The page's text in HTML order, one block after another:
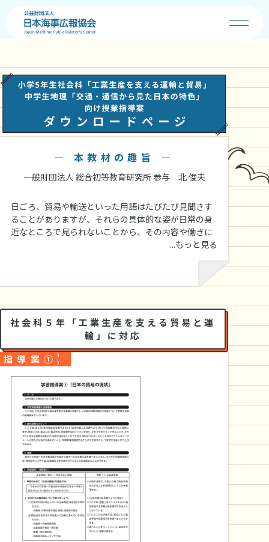
協会の事業
お知らせ
海の日
コンクール
学校の先生へ
コンテンツガイド
賛助会員募集
協会案内
お問い合せ
アクセスマップ
― 本教材の趣旨 ―
一般財団法人 総合初等教育研究所参与 北 俊夫
日ごろ、貿易や輸送といった用語はたびたび見聞きす
ることがありますが、それらの具体的な姿が日常の身
近なところで見られないことから、その内容や働きに
ついて必ずしも十分理解されていない状況が散見され
さまざまな輸送手段が利用されており、「運輸」や
の手段には、船舶による海上輸送、航空機による航空
輸送、トラックや貨物鉄道による陸上輸送がありま
す。物流には、ものを流通させるために必要となる、
包装、荷役、輸送、保管などのすべての活動や施設な
どが含まれています。 わが国の社会の産業活動や私た
おり、子どもたちがわが国の貿易の現状や特色、さま
ざまな輸送手段の役割などについて学ぶことは、日々
の生活を送るうえで重要なことであると考えます。本
コンテンツは、小学校社会科５年で学ぶ「工業生産を
支える貿易と運輸」と、中学生地理で学ぶ「交通・通
信から見た日本の特色」の学習内容に対応して作成さ
れています。授業などで活用することにより、わが国
の「貿易や輸送」の働きについて理解を深め、関心を
高めることができます。 併せて、ここには、写真をは
じめ、地図やイラストなどの資料、動画などが豊富に
盛り込まれており、これらを目的意識をもって活用す
ることにより、子どもたちに資料や情報の活用能力を
はぐくむことができます。
...もっと見る
小学生社会科向け指導案
社会科５年「工業生産を支える貿易と運
輸」に対応
指導案①